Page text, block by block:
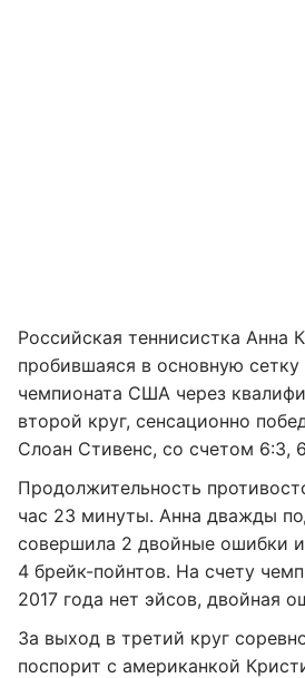
Российская теннисистка Анна
пробившаяся в основную
чемпионата США через
второй круг, сенсационно
Слоан Стивенс, со счетом 6:3,
Продолжительность
час 23 минуты. Анна дважды
совершила 2 двойные ошибки
4 брейк-пойнтов. На счету
2017 года нет эйсов, двойная
За выход в третий круг
поспорит с американкой